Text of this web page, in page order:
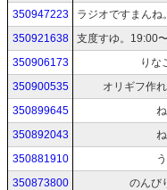
350947223
350921638
350906173
りな
350900535
オリギフ作
350899645
350892043
350881910
350873800
のんび